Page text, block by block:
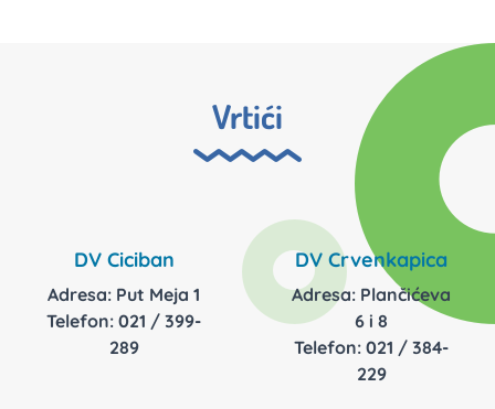
Vrtići
DV Ciciban
Adresa: Put Meja 1
Telefon: 021 / 399-
289
DV Crvenkapica
Adresa: Plančićeva
6 i 8
Telefon: 021 / 384-
229